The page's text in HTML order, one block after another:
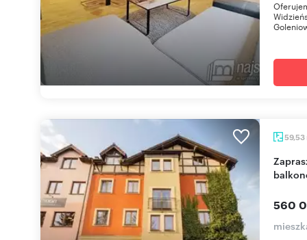
59,53
Zapraszam do 3-pokojowego mieszkania z
560